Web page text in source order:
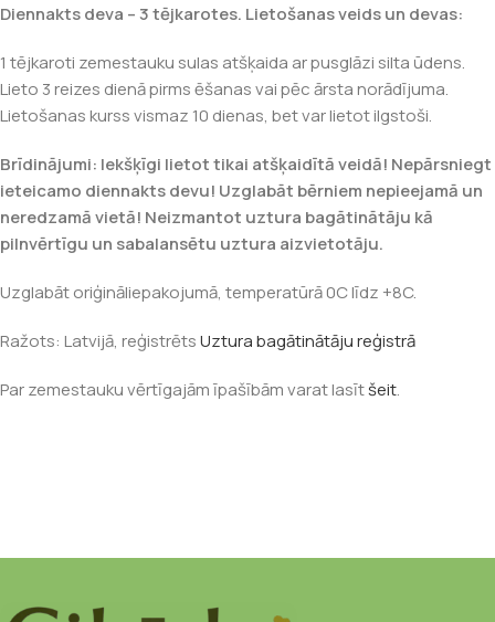
Diennakts deva – 3 tējkarotes. Lietošanas veids un devas:
1 tējkaroti zemestauku sulas atšķaida ar pusglāzi silta ūdens.
Lieto 3 reizes dienā pirms ēšanas vai pēc ārsta norādījuma.
Lietošanas kurss vismaz 10 dienas, bet var lietot ilgstoši.
Brīdinājumi: Iekšķīgi lietot tikai atšķaidītā veidā! Nepārsniegt
ieteicamo diennakts devu! Uzglabāt bērniem nepieejamā un
neredzamā vietā! Neizmantot uztura bagātinātāju kā
pilnvērtīgu un sabalansētu uztura aizvietotāju.
Uzglabāt oriģināliepakojumā, temperatūrā 0C līdz +8C.
Ražots: Latvijā, reģistrētsUztura bagātinātāju reģistrā
Par zemestauku vērtīgajām īpašībām varat lasītšeit.